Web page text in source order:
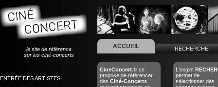
le site de référence
sur les ciné-concerts
ENTRÉE DES ARTISTES
ACCUEIL RECHERCHE
CineConcert.fr se
propose de référencer
des Ciné-Concerts
L'onglet
permet de
sélectionner des